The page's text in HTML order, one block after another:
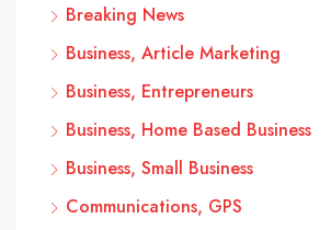
Breaking News
Business, Article Marketing
Business, Entrepreneurs
Business, Home Based Business
Business, Small Business
Communications, GPS